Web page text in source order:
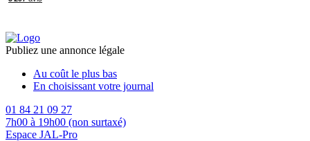
Publiez une annonce légale
Au coût le plus bas
En choisissant votre journal
01 84 21 09 27
7h00 à 19h00 (non surtaxé)
Espace JAL-Pro